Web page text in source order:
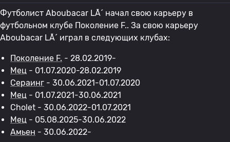
Футболист Aboubacar LÃ´ начал свою карьеру в
футбольном клубе Поколение F.. За свою карьеру
Aboubacar LÃ´ играл в следующих клубах:
Поколение F. - 28.02.2019-
Мец - 01.07.2020-28.02.2019
Сераинг - 30.06.2021-01.07.2020
Мец - 01.07.2021-30.06.2021
Cholet - 30.06.2022-01.07.2021
Мец - 05.08.2025-30.06.2022
Амьен - 30.06.2022-